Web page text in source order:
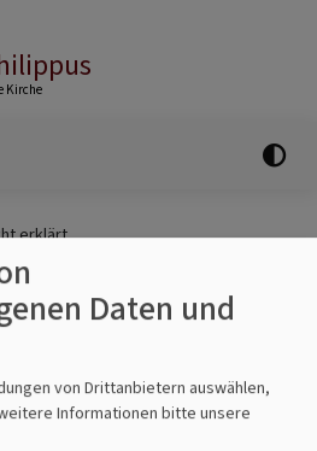
Kirche
erklärt
- leicht
Daten und
von Drittanbietern auswählen,
Informationen bitte unsere